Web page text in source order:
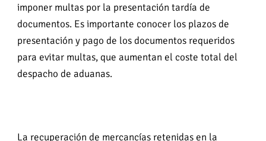
imponer multas por la presentación tardía de
documentos. Es importante conocer los plazos de
presentación y pago de los documentos requeridos
para evitar multas, que aumentan el coste total del
despacho de aduanas.
La recuperación de mercancías retenidas en la